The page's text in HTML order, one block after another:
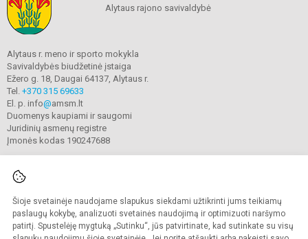
Šioje svetainėje naudojame slapukus siekdami užtikrinti jums teikiamų
paslaugų kokybę, analizuoti svetainės naudojimą ir optimizuoti naršymo
patirtį. Spustelėję mygtuką „Sutinku“, jūs patvirtinate, kad sutinkate su visų
Alytaus rajono savivaldybė
Alytaus r. meno ir sporto mokykla
Savivaldybės biudžetinė įstaiga
Ežero g. 18, Daugai 64137, Alytaus r.
Tel. +370 315 69633
El. p. info@amsm.lt
Duomenys kaupiami ir saugomi
Juridinių asmenų registre
Įmonės kodas 190247688
© 2020. Alytaus r. meno ir sporto mokykla. Visos teisės saugomos.
Kopijuoti turinį be raštiško mokyklos sutikimo griežtai draudžiama.
Prieinamumo paraiška Slapukų valdymas